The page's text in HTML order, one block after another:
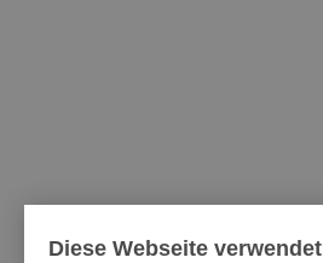
Diese Webseite verwendet